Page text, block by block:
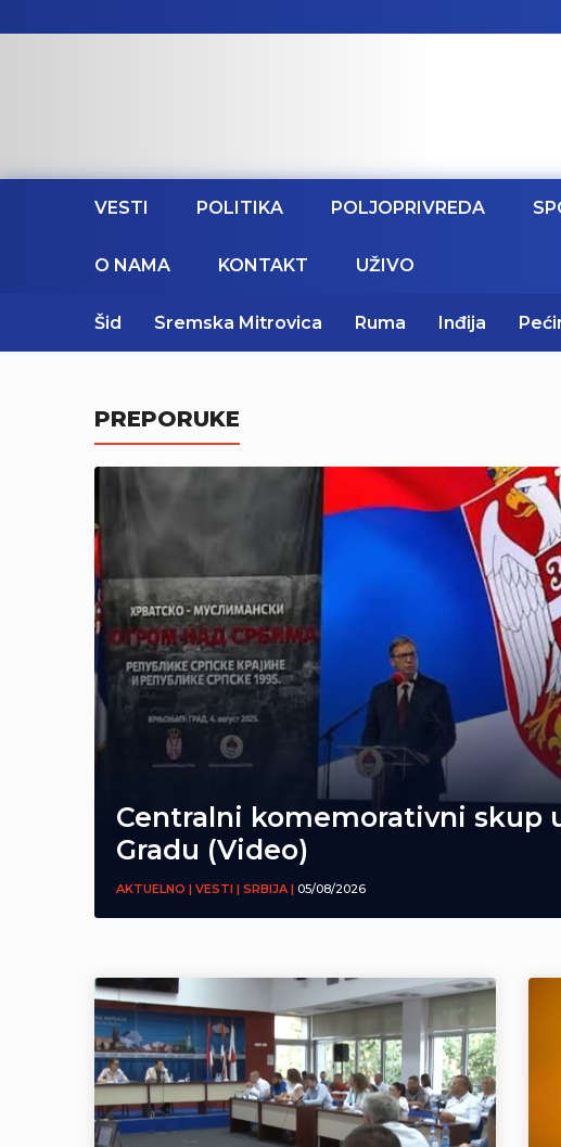
VESTI POLITIKA POLJOPRIVREDA
O NAMA KONTAKT UŽIVO
Šid Sremska Mitrovica Ruma Inđija
PREPORUKE
Centralni komemorativni skup
Gradu (Video)
AKTUELNO | VESTI | SRBIJA | 05/08/2026